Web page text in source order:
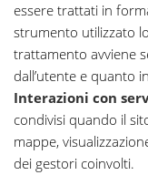
essere trattati in
strumento utilizzato
trattamento avviene
dall’utente e quanto
Interazioni con
condivisi quando il
mappe,
dei gestori coinvolti.